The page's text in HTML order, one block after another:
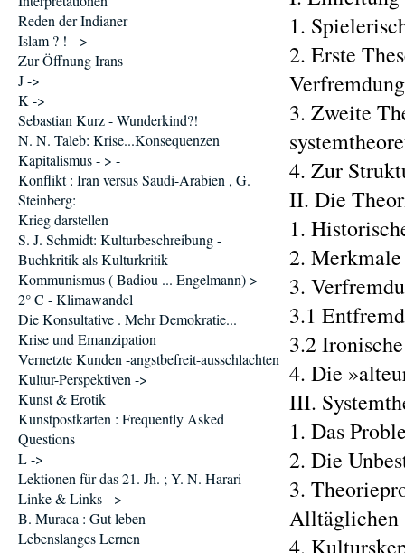
1.
2. Erste
3. Zweite
4. Zur
II. Die
1.
2.
3.
3.1
3.2
4. Die
III.
1. Das
2. Die
3.
Alltäglichen
4.
Reden der Indianer
Islam ? ! -->
Zur Öffnung Irans
J ->
K ->
Sebastian Kurz - Wunderkind?!
N. N. Taleb: Krise...Konsequenzen
Kapitalismus - > -
Konflikt : Iran versus Saudi-Arabien , G.
Steinberg:
Krieg darstellen
S. J. Schmidt: Kulturbeschreibung -
Buchkritik als Kulturkritik
Kommunismus ( Badiou ... Engelmann) >
2° C - Klimawandel
Die Konsultative . Mehr Demokratie...
Krise und Emanzipation
Vernetzte Kunden -angstbefreit-ausschlachten
Kultur-Perspektiven ->
Kunst & Erotik
Kunstpostkarten : Frequently Asked
Questions
L ->
Lektionen für das 21. Jh. ; Y. N. Harari
Linke & Links - >
B. Muraca : Gut leben
Lebenslanges Lernen